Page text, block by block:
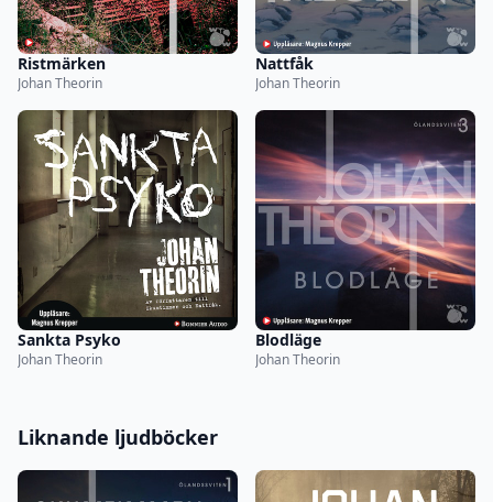
Ristmärken
Johan Theorin
Nattfåk
Johan Theorin
Sankta Psyko
Johan Theorin
Blodläge
Johan Theorin
Liknande ljudböcker